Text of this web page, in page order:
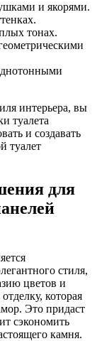
и якорями.
тонах.
интерьера, вы
туалета
и создавать
туалет
для
стиля,
цветов и
которая
Это придаст
сэкономить
камня.